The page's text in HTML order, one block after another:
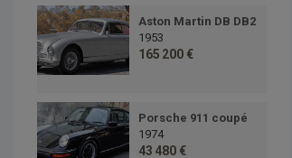
Aston Martin DB DB2
1953
165 200 €
Porsche 911 coupé
1974
43 480 €